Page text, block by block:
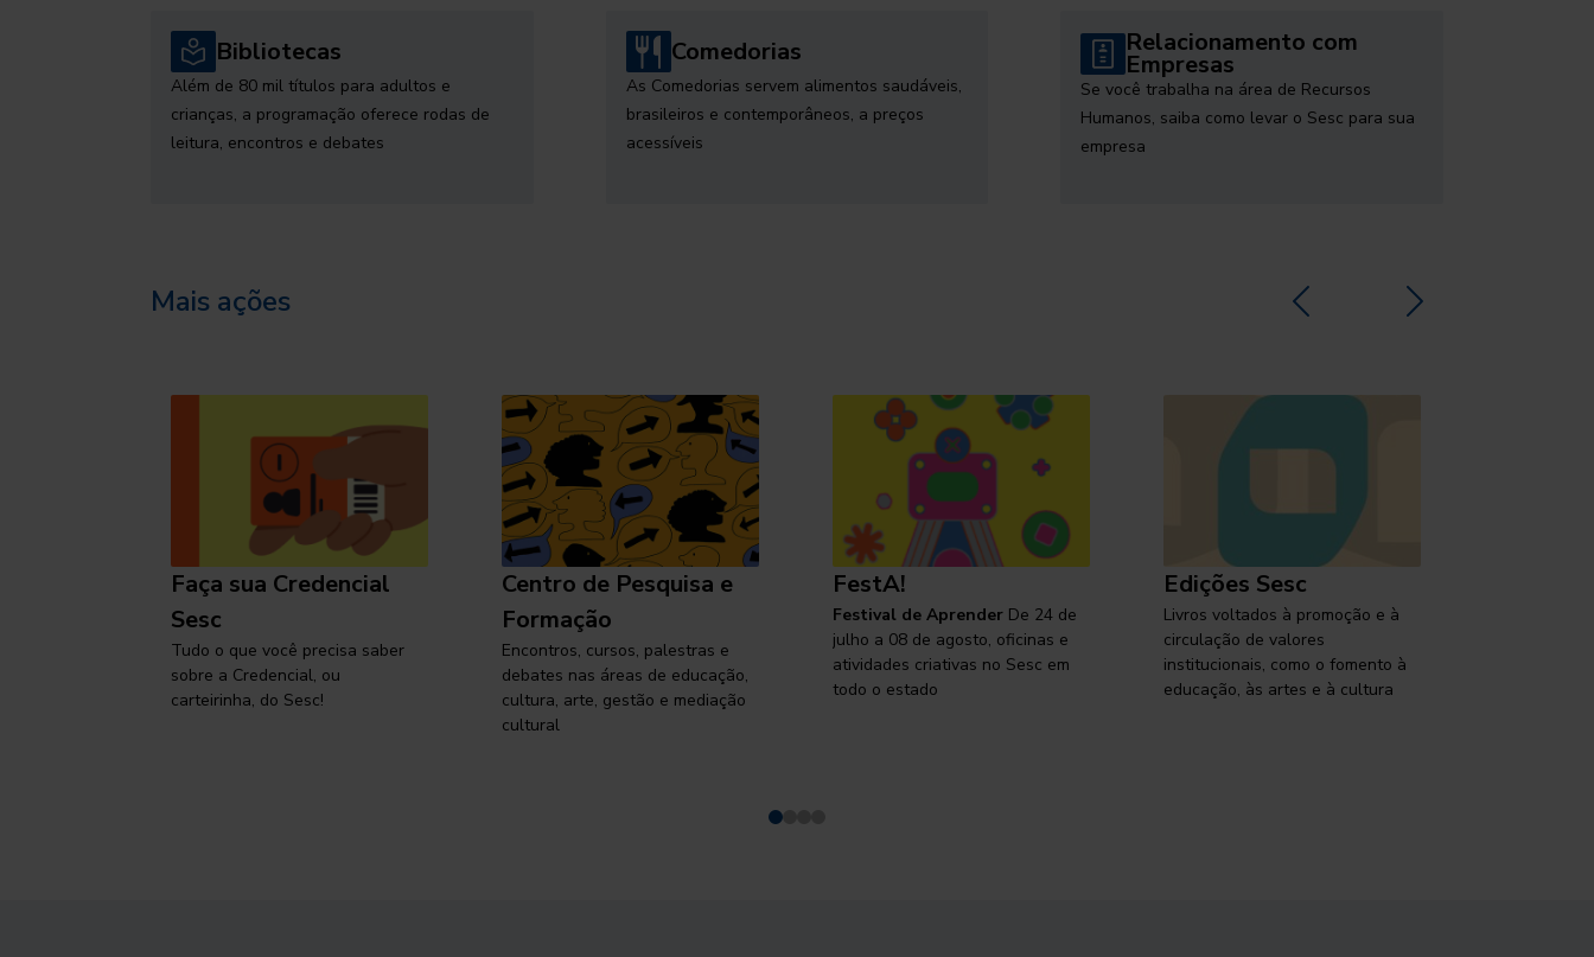
Bibliotecas
Além de 80 mil títulos para adultos e
crianças, a programação oferece rodas de
leitura, encontros e debates
Comedorias
As Comedorias servem alimentos saudáveis,
brasileiros e contemporâneos, a preços
acessíveis
Relacionamento com
Empresas
Se você trabalha na área de Recursos
Humanos, saiba como levar o Sesc para sua
empresa
Mais ações
Faça sua Credencial
Sesc
Tudo o que você precisa saber
sobre a Credencial, ou
carteirinha, do Sesc!
Centro de Pesquisa e
Formação
Encontros, cursos, palestras e
debates nas áreas de educação,
cultura, arte, gestão e mediação
cultural
FestA!
Festival de Aprender De 24 de
julho a 08 de agosto, oficinas e
atividades criativas no Sesc em
todo o estado
Edições Sesc
Livros voltados à promoção e à
circulação de valores
institucionais, como o fomento à
educação, às artes e à cultura